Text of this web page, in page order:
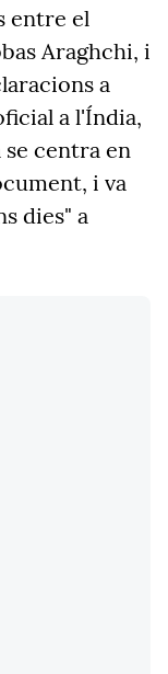
entre el
Araghchi, i
a
a l'Índia,
centra en
i va
dies" a